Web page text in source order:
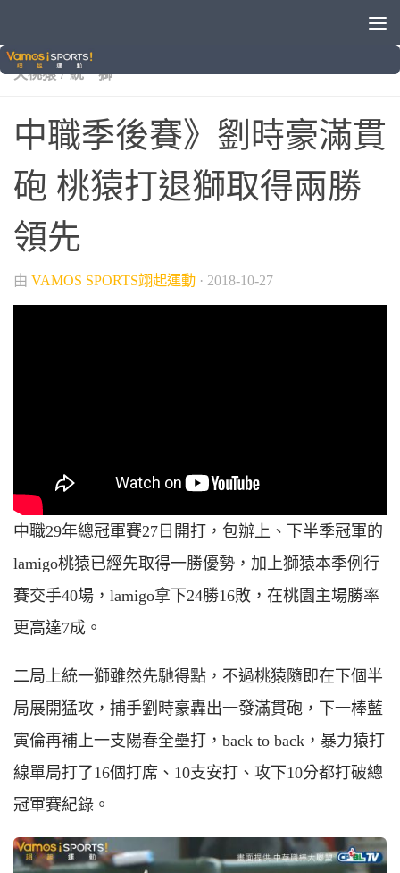
VAMOS自製節目
天桃猿 / 統一獅
中職季後賽》劉時豪滿貫
砲 桃猿打退獅取得兩勝
領先
由 VAMOS SPORTS翊起運動 · 2018-10-27
中職29年總冠軍賽27日開打，包辦上、下半季冠軍的
lamigo桃猿已經先取得一勝優勢，加上獅猿本季例行
賽交手40場，lamigo拿下24勝16敗，在桃園主場勝率
更高達7成。
二局上統一獅雖然先馳得點，不過桃猿隨即在下個半
局展開猛攻，捕手劉時豪轟出一發滿貫砲，下一棒藍
寅倫再補上一支陽春全壘打，back to back，暴力猿打
線單局打了16個打席、10支安打、攻下10分都打破總
冠軍賽紀錄。